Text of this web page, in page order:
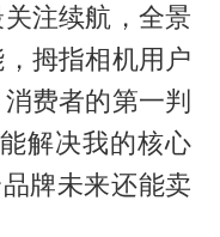
注续航，全景
拇指相机用户
费者的第一判
解决我的核心
牌未来还能卖